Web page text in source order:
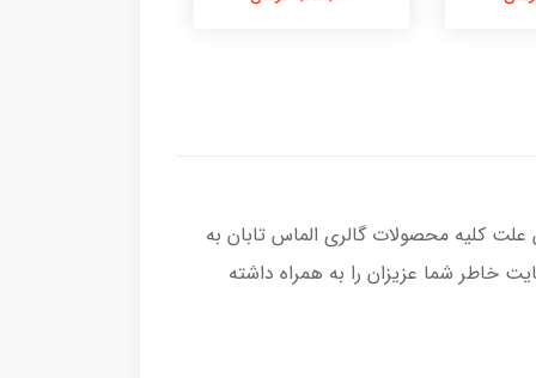
کلیه محصولات گالری الماس تابان به
خاطر شما عزیزان را به همراه داشته